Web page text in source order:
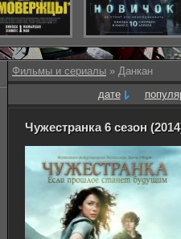
Фильмы и сериалы » Данкан
дате
Чужестранка 6 сезон